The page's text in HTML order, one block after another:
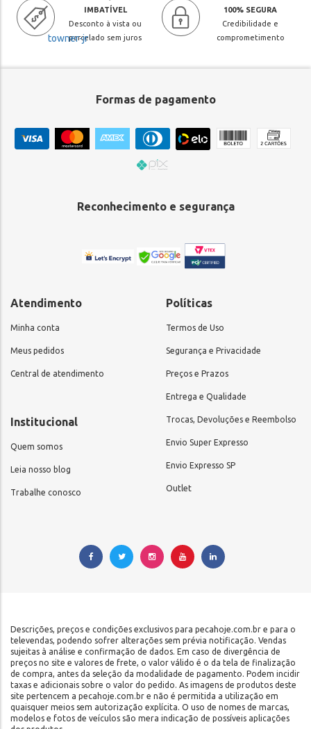
IMBATÍVEL
Desconto à vista ou
parcelado sem juros
100% SEGURA
Credibilidade e
comprometimento
Formas de pagamento
Reconhecimento e segurança
Atendimento
Minha conta
Meus pedidos
Central de atendimento
Institucional
Quem somos
Leia nosso blog
Trabalhe conosco
Políticas
Termos de Uso
Segurança e Privacidade
Preços e Prazos
Entrega e Qualidade
Trocas, Devoluções e Reembolso
Envio Super Expresso
Envio Expresso SP
Outlet
Descrições, preços e condições exclusivos para pecahoje.com.br e para o
televendas, podendo sofrer alterações sem prévia notificação. Vendas
sujeitas à análise e confirmação de dados. Em caso de divergência de
preços no site e valores de frete, o valor válido é o da tela de finalização
de compra, antes da seleção da modalidade de pagamento. Podem incidir
taxas e adicionais sobre o valor do pedido. As imagens de produtos deste
site pertencem a pecahoje.com.br e não é permitida a utilização em
quaisquer meios sem autorização explícita. O uso de nomes de marcas,
modelos e fotos de veículos são mera indicação de possíveis aplicações